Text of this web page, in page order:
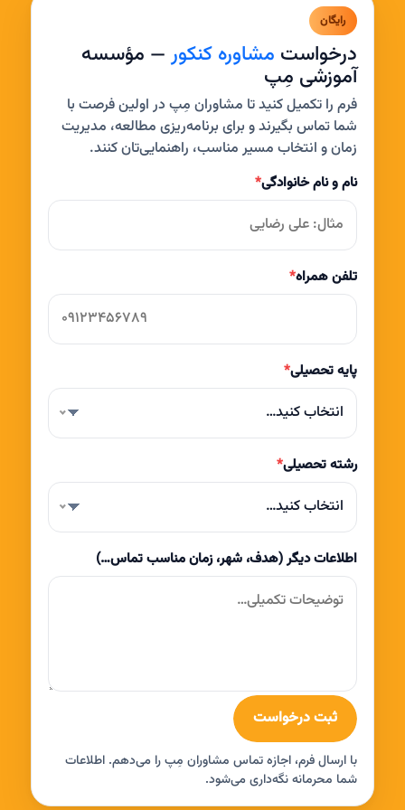
رایگان
درخواست مشاوره کنکور— مؤسسه
آموزشی مِپ
فرم را تکمیل کنید تا مشاوران مِپ در اولین فرصت با
شما تماس بگیرند و برای برنامه‌ریزی مطالعه، مدیریت
زمان و انتخاب مسیر مناسب، راهنمایی‌تان کنند.
نام و نام خانوادگی*
تلفن همراه*
پایه تحصیلی*
انتخاب کنید…
رشته تحصیلی*
انتخاب کنید…
اطلاعات دیگر (هدف، شهر، زمان مناسب تماس…)
ثبت درخواست
با ارسال فرم، اجازه تماس مشاوران مِپ را می‌دهم. اطلاعات
شما محرمانه نگه‌داری می‌شود.